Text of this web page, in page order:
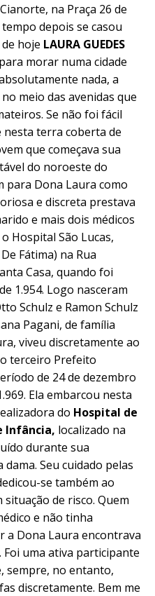
na Praça 26 de
depois se casou
hoje LAURA GUEDES
morar numa cidade
nada, a
meio das avenidas que
Se não foi fácil
nesta terra coberta de
que começava sua
do noroeste do
para Dona Laura como
e discreta prestava
e mais dois médicos
Hospital São Lucas,
Fátima) na Rua
Casa, quando foi
1.954. Logo nasceram
Schulz e Ramon Schulz
Pagani, de família
viveu discretamente ao
terceiro Prefeito
de 24 de dezembro
Ela embarcou nesta
do Hospital de
Infância, localizado na
durante sua
Seu cuidado pelas
se também ao
de risco. Quem
e não tinha
a Dona Laura encontrava
uma ativa participante
sempre, no entanto,
discretamente. Bem me